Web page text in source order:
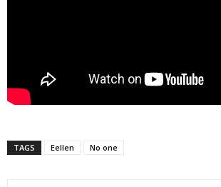
TAGS Eellen No one